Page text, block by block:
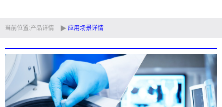
技术支持
视频中心
新闻中心
联系我们
当前位置:产品详情 应用场景详情